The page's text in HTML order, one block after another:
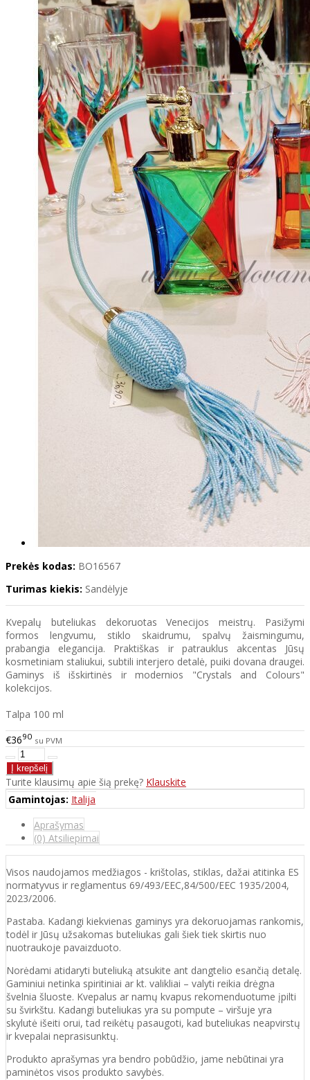
Prekės kodas: BO16567
Turimas kiekis: Sandėlyje
Kvepalų buteliukas dekoruotas Venecijos meistrų. Pasižymi
formos lengvumu, stiklo skaidrumu, spalvų žaismingumu,
prabangia elegancija. Praktiškas ir patrauklus akcentas Jūsų
kosmetiniam staliukui, subtili interjero detalė, puiki dovana draugei.
Gaminys iš išskirtinės ir modernios "Crystals and Colours"
kolekcijos.
Talpa 100 ml
€3690 su PVM
Turite klausimų apie šią prekę? Klauskite
Gamintojas: Italija
Aprašymas
(0) Atsiliepimai
Visos naudojamos medžiagos - krištolas, stiklas, dažai atitinka ES
normatyvus ir reglamentus 69/493/EEC,84/500/EEC 1935/2004,
2023/2006.
Pastaba. Kadangi kiekvienas gaminys yra dekoruojamas rankomis,
todėl ir Jūsų užsakomas buteliukas gali šiek tiek skirtis nuo
nuotraukoje pavaizduoto.
Norėdami atidaryti buteliuką atsukite ant dangtelio esančią detalę.
Gaminiui netinka spiritiniai ar kt. valikliai – valyti reikia drėgna
švelnia šluoste. Kvepalus ar namų kvapus rekomenduotume įpilti
su švirkštu. Kadangi buteliukas yra su pompute – viršuje yra
skylutė išeiti orui, tad reikėtų pasaugoti, kad buteliukas neapvirstų
ir kvepalai neprasisunktų.
Produkto aprašymas yra bendro pobūdžio, jame nebūtinai yra
paminėtos visos produkto savybės.